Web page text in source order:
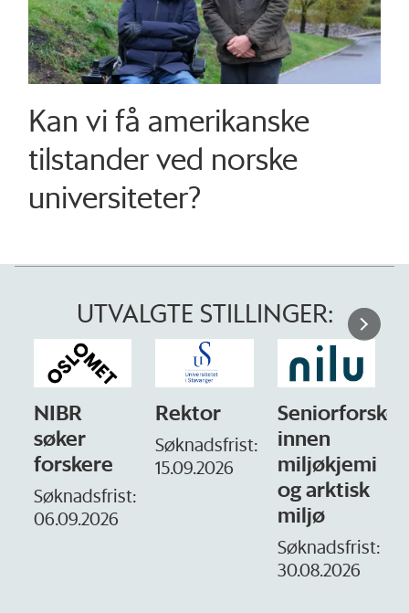
Kan vi få amerikanske
tilstander ved norske
universiteter?
UTVALGTE STILLINGER:
NIBR
søker
forskere
Søknadsfrist:
06.09.2026
Rektor
Søknadsfrist:
15.09.2026
Seniorforsker
innen
miljøkjemi
og arktisk
miljø
Søknadsfrist:
30.08.2026